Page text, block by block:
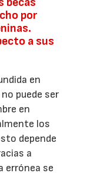
por
a sus
en
puede ser
en
los
depende
a
errónea se